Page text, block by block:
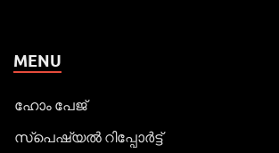
MENU
ഹോം പേജ്
സ്പെഷ്യൽ റിപ്പോര്‍ട്ട്